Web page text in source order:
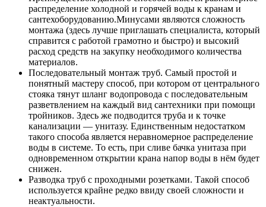
распределение холодной и горячей воды к кранам и
сантехоборудованию.Минусами являются сложность
монтажа (здесь лучше приглашать специалиста, который
справится с работой грамотно и быстро) и высокий
расход средств на закупку необходимого количества
материалов.
Последовательный монтаж труб. Самый простой и
понятный мастеру способ, при котором от центрального
стояка тянут шланг водопровода с последовательным
разветвлением на каждый вид сантехники при помощи
тройников. Здесь же подводится труба и к точке
канализации — унитазу. Единственным недостатком
такого способа является неравномерное распределение
воды в системе. То есть, при сливе бачка унитаза при
одновременном открытии крана напор воды в нём будет
снижен.
Разводка труб с проходными розетками. Такой способ
используется крайне редко ввиду своей сложности и
неактуальности.